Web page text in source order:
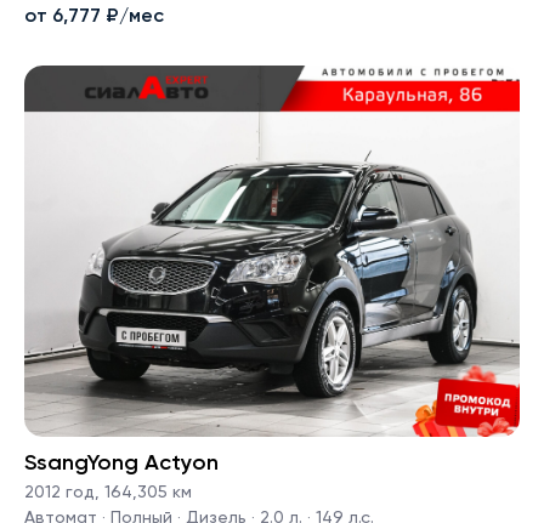
от 6,777 ₽/мес
SsangYong Actyon
2012 год, 164,305 км
Автомат · Полный · Дизель · 2.0 л. · 149 л.с.